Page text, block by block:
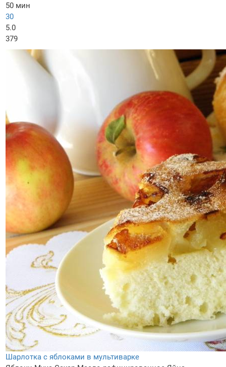
50 мин
30
5.0
379
Шарлотка с яблоками в мультиварке